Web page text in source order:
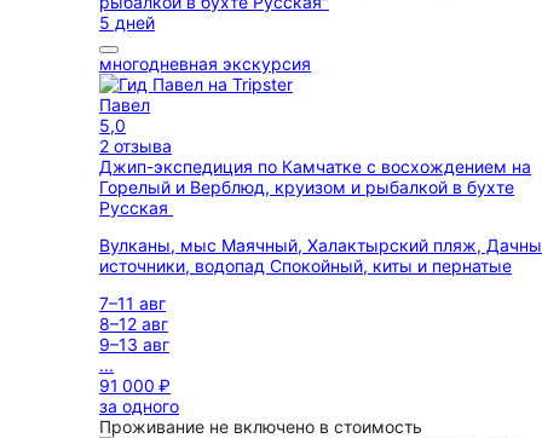
5 дней
многодневная экскурсия
Павел
5,0
2 отзыва
Джип-экспедиция по Камчатке с восхождением на
Горелый и Верблюд, круизом и рыбалкой в бухте
Русская
Вулканы, мыс Маячный, Халактырский пляж,
источники, водопад Спокойный, киты и пернатые
7–11 авг
8–12 авг
9–13 авг
...
91 000 ₽
за одного
Проживание не включено в стоимость